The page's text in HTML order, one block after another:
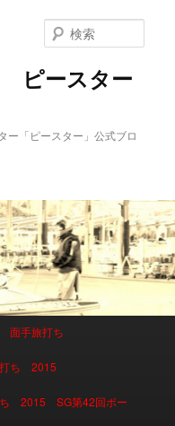
ピースター
ー「ピースター」公式ブロ
索
面手旅打ち
ち 2015
ち 2015 SG第42回ボー